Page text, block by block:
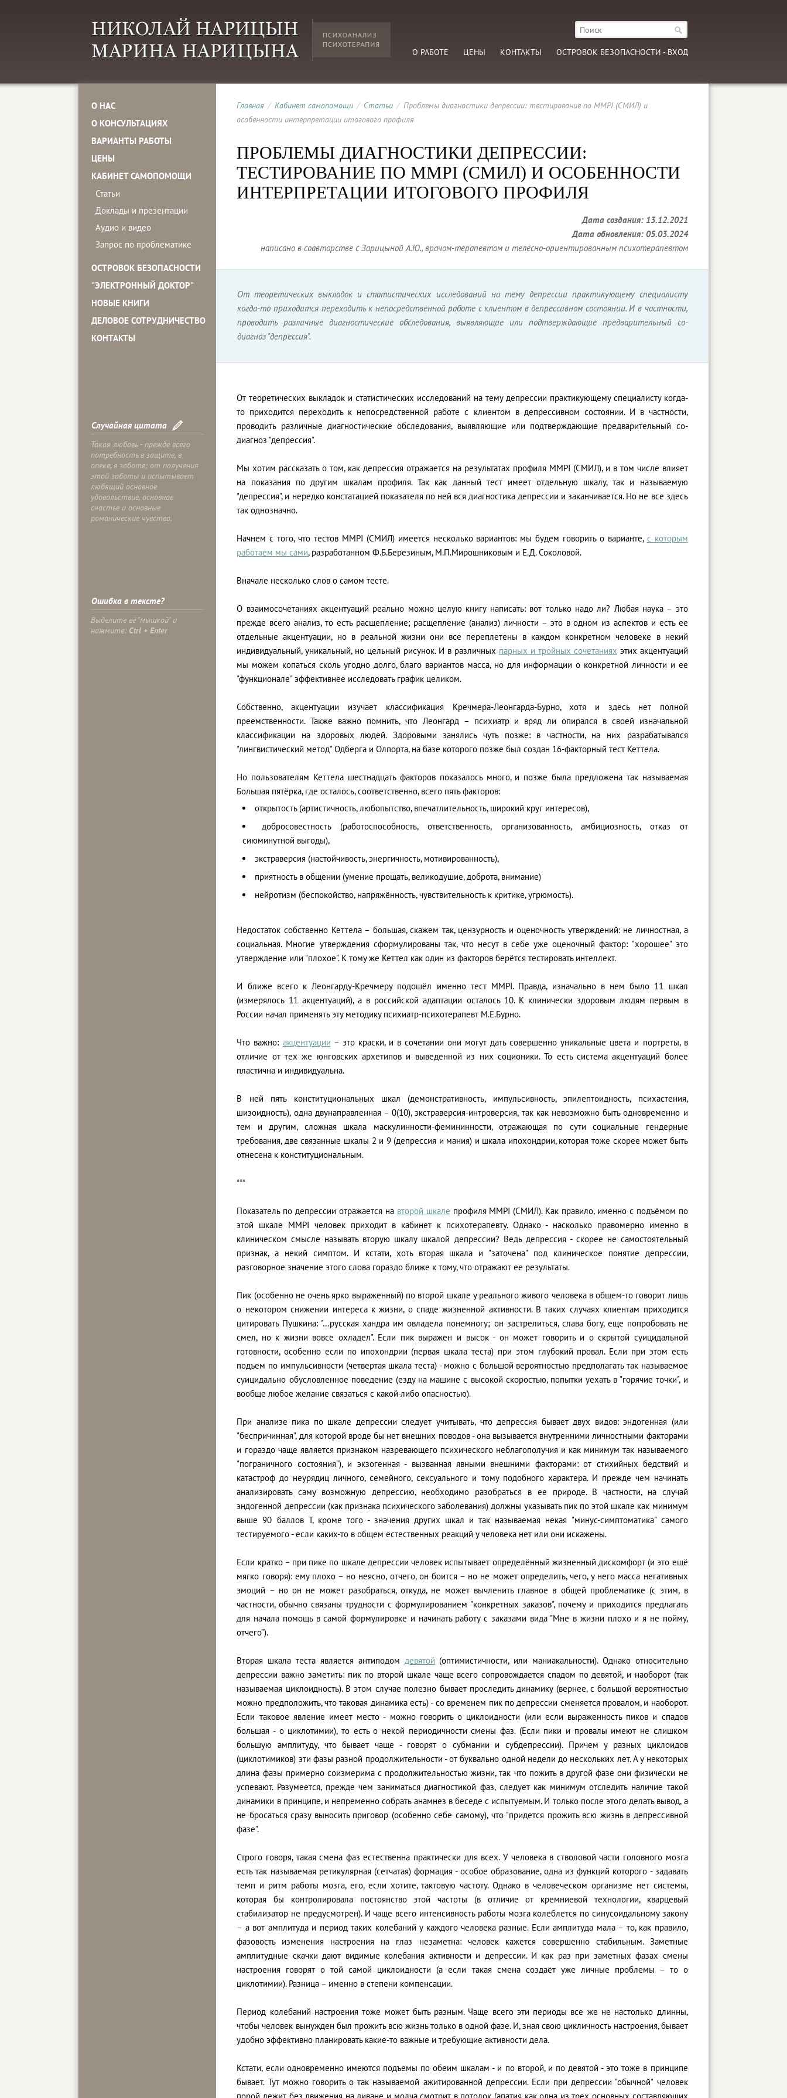
О РАБОТЕ ЦЕНЫ КОНТАКТЫ ОСТРОВОК БЕЗОПАСНОСТИ - ВХОД
О НАС
О КОНСУЛЬТАЦИЯХ
ВАРИАНТЫ РАБОТЫ
ЦЕНЫ
КАБИНЕТ САМОПОМОЩИ
Статьи
Доклады и презентации
Аудио и видео
Запрос по проблематике
ОСТРОВОК БЕЗОПАСНОСТИ
"ЭЛЕКТРОННЫЙ ДОКТОР"
НОВЫЕ КНИГИ
ДЕЛОВОЕ СОТРУДНИЧЕСТВО
КОНТАКТЫ
Случайная цитата
Такая любовь - прежде всего
потребность в защите, в
опеке, в заботе; от получения
этой заботы и испытывает
любящий основное
удовольствие, основное
счастье и основные
романические чувства.
Ошибка в тексте?
Выделите её "мышкой" и
нажмите: Ctrl + Enter
Главная / Кабинет самопомощи / Статьи / Проблемы диагностики депрессии: тестирование по MMPI (СМИЛ) и
особенности интерпретации итогового профиля
ПРОБЛЕМЫ ДИАГНОСТИКИ ДЕПРЕССИИ:
ТЕСТИРОВАНИЕ ПО MMPI (СМИЛ) И ОСОБЕННОСТИ
ИНТЕРПРЕТАЦИИ ИТОГОВОГО ПРОФИЛЯ
Дата создания: 13.12.2021
Дата обновления: 05.03.2024
написано в соавторстве с Зарицыной А.Ю., врачом-терапевтом и телесно-ориентированным психотерапевтом
От теоретических выкладок и статистических исследований на тему депрессии практикующему специалисту
когда-то приходится переходить к непосредственной работе с клиентом в депрессивном состоянии. И в частности,
проводить различные диагностические обследования, выявляющие или подтверждающие предварительный со-
диагноз "депрессия".
От теоретических выкладок и статистических исследований на тему депрессии практикующему специалисту когда-
то приходится переходить к непосредственной работе с клиентом в депрессивном состоянии. И в частности,
проводить различные диагностические обследования, выявляющие или подтверждающие предварительный со-
диагноз "депрессия".
Мы хотим рассказать о том, как депрессия отражается на результатах профиля MMPI (СМИЛ), и в том числе влияет
на показания по другим шкалам профиля. Так как данный тест имеет отдельную шкалу, так и называемую
"депрессия", и нередко констатацией показателя по ней вся диагностика депрессии и заканчивается. Но не все здесь
так однозначно.
Начнем с того, что тестов MMPI (СМИЛ) имеется несколько вариантов: мы будем говорить о варианте, с которым
работаем мы сами, разработанном Ф.Б.Березиным, М.П.Мирошниковым и Е.Д. Соколовой.
Вначале несколько слов о самом тесте.
О взаимосочетаниях акцентуаций реально можно целую книгу написать: вот только надо ли? Любая наука – это
прежде всего анализ, то есть расщепление; расщепление (анализ) личности – это в одном из аспектов и есть ее
отдельные акцентуации, но в реальной жизни они все переплетены в каждом конкретном человеке в некий
индивидуальный, уникальный, но цельный рисунок. И в различных парных и тройных сочетаниях этих акцентуаций
мы можем копаться сколь угодно долго, благо вариантов масса, но для информации о конкретной личности и ее
"функционале" эффективнее исследовать график целиком.
Собственно, акцентуации изучает классификация Кречмера-Леонгарда-Бурно, хотя и здесь нет полной
преемственности. Также важно помнить, что Леонгард – психиатр и вряд ли опирался в своей изначальной
классификации на здоровых людей. Здоровыми занялись чуть позже: в частности, на них разрабатывался
"лингвистический метод" Одберга и Олпорта, на базе которого позже был создан 16-факторный тест Кеттела.
Но пользователям Кеттела шестнадцать факторов показалось много, и позже была предложена так называемая
Большая пятёрка, где осталось, соответственно, всего пять факторов:
открытость (артистичность, любопытство, впечатлительность, широкий круг интересов),
добросовестность (работоспособность, ответственность, организованность, амбициозность, отказ от
сиюминутной выгоды),
экстраверсия (настойчивость, энергичность, мотивированность),
приятность в общении (умение прощать, великодушие, доброта, внимание)
нейротизм (беспокойство, напряжённость, чувствительность к критике, угрюмость).
Недостаток собственно Кеттела – большая, скажем так, цензурность и оценочность утверждений: не личностная, а
социальная. Многие утверждения сформулированы так, что несут в себе уже оценочный фактор: "хорошее" это
утверждение или "плохое". К тому же Кеттел как один из факторов берётся тестировать интеллект.
И ближе всего к Леонгарду-Кречмеру подошёл именно тест MMPI. Правда, изначально в нем было 11 шкал
(измерялось 11 акцентуаций), а в российской адаптации осталось 10. К клинически здоровым людям первым в
России начал применять эту методику психиатр-психотерапевт М.Е.Бурно.
Что важно: акцентуации – это краски, и в сочетании они могут дать совершенно уникальные цвета и портреты, в
отличие от тех же юнговских архетипов и выведенной из них соционики. То есть система акцентуаций более
пластична и индивидуальна.
В ней пять конституциональных шкал (демонстративность, импульсивность, эпилептоидность, психастения,
шизоидность), одна двунаправленная – 0(10), экстраверсия-интроверсия, так как невозможно быть одновременно и
тем и другим, сложная шкала маскулинности-фемининности, отражающая по сути социальные гендерные
требования, две связанные шкалы 2 и 9 (депрессия и мания) и шкала ипохондрии, которая тоже скорее может быть
отнесена к конституциональным.
***
Показатель по депрессии отражается на второй шкале профиля MMPI (СМИЛ). Как правило, именно с подъёмом по
этой шкале MMPI человек приходит в кабинет к психотерапевту. Однако - насколько правомерно именно в
клиническом смысле называть вторую шкалу шкалой депрессии? Ведь депрессия - скорее не самостоятельный
признак, а некий симптом. И кстати, хоть вторая шкала и "заточена" под клиническое понятие депрессии,
разговорное значение этого слова гораздо ближе к тому, что отражают ее результаты.
Пик (особенно не очень ярко выраженный) по второй шкале у реального живого человека в общем-то говорит лишь
о некотором снижении интереса к жизни, о спаде жизненной активности. В таких случаях клиентам приходится
цитировать Пушкина: "…русская хандра им овладела понемногу; он застрелиться, слава богу, еще попробовать не
смел, но к жизни вовсе охладел". Если пик выражен и высок - он может говорить и о скрытой суицидальной
готовности, особенно если по ипохондрии (первая шкала теста) при этом глубокий провал. Если при этом есть
подъем по импульсивности (четвертая шкала теста) - можно с большой вероятностью предполагать так называемое
суицидально обусловленное поведение (езду на машине с высокой скоростью, попытки уехать в "горячие точки", и
вообще любое желание связаться с какой-либо опасностью).
При анализе пика по шкале депрессии следует учитывать, что депрессия бывает двух видов: эндогенная (или
"беспричинная", для которой вроде бы нет внешних поводов - она вызывается внутренними личностными факторами
и гораздо чаще является признаком назревающего психического неблагополучия и как минимум так называемого
"пограничного состояния"), и экзогенная - вызванная явными внешними факторами: от стихийных бедствий и
катастроф до неурядиц личного, семейного, сексуального и тому подобного характера. И прежде чем начинать
анализировать саму возможную депрессию, необходимо разобраться в ее природе. В частности, на случай
эндогенной депрессии (как признака психического заболевания) должны указывать пик по этой шкале как минимум
выше 90 баллов Т, кроме того - значения других шкал и так называемая некая "минус-симптоматика" самого
тестируемого - если каких-то в общем естественных реакций у человека нет или они искажены.
Если кратко – при пике по шкале депрессии человек испытывает определённый жизненный дискомфорт (и это ещё
мягко говоря): ему плохо – но неясно, отчего, он боится – но не может определить, чего, у него масса негативных
эмоций – но он не может разобраться, откуда, не может вычленить главное в общей проблематике (с этим, в
частности, обычно связаны трудности с формулированием "конкретных заказов", почему и приходится предлагать
для начала помощь в самой формулировке и начинать работу с заказами вида "Мне в жизни плохо и я не пойму,
отчего").
Вторая шкала теста является антиподом девятой (оптимистичности, или маниакальности). Однако относительно
депрессии важно заметить: пик по второй шкале чаще всего сопровождается спадом по девятой, и наоборот (так
называемая циклоидность). В этом случае полезно бывает проследить динамику (вернее, с большой вероятностью
можно предположить, что таковая динамика есть) - со временем пик по депрессии сменяется провалом, и наоборот.
Если таковое явление имеет место - можно говорить о циклоидности (или если выраженность пиков и спадов
большая - о циклотимии), то есть о некой периодичности смены фаз. (Если пики и провалы имеют не слишком
большую амплитуду, что бывает чаще - говорят о субмании и субдепрессии). Причем у разных циклоидов
(циклотимиков) эти фазы разной продолжительности - от буквально одной недели до нескольких лет. А у некоторых
длина фазы примерно соизмерима с продолжительностью жизни, так что пожить в другой фазе они физически не
успевают. Разумеется, прежде чем заниматься диагностикой фаз, следует как минимум отследить наличие такой
динамики в принципе, и непременно собрать анамнез в беседе с испытуемым. И только после этого делать вывод, а
не бросаться сразу выносить приговор (особенно себе самому), что "придется прожить всю жизнь в депрессивной
фазе".
Строго говоря, такая смена фаз естественна практически для всех. У человека в стволовой части головного мозга
есть так называемая ретикулярная (сетчатая) формация - особое образование, одна из функций которого - задавать
темп и ритм работы мозга, его, если хотите, тактовую частоту. Однако в человеческом организме нет системы,
которая бы контролировала постоянство этой частоты (в отличие от кремниевой технологии, кварцевый
стабилизатор не предусмотрен). И чаще всего интенсивность работы мозга колеблется по синусоидальному закону
– а вот амплитуда и период таких колебаний у каждого человека разные. Если амплитуда мала – то, как правило,
фазовость изменения настроения на глаз незаметна: человек кажется совершенно стабильным. Заметные
амплитудные скачки дают видимые колебания активности и депрессии. И как раз при заметных фазах смены
настроения говорят о той самой циклоидности (а если такая смена создаёт уже личные проблемы – то о
циклотимии). Разница – именно в степени компенсации.
Период колебаний настроения тоже может быть разным. Чаще всего эти периоды все же не настолько длинны,
чтобы человек вынужден был прожить всю жизнь только в одной фазе. И, зная свою цикличность настроения, бывает
удобно эффективно планировать какие-то важные и требующие активности дела.
Кстати, если одновременно имеются подъемы по обеим шкалам - и по второй, и по девятой - это тоже в принципе
бывает. Тут можно говорить о так называемой ажитированной депрессии. Если при депрессии "обычной" человек